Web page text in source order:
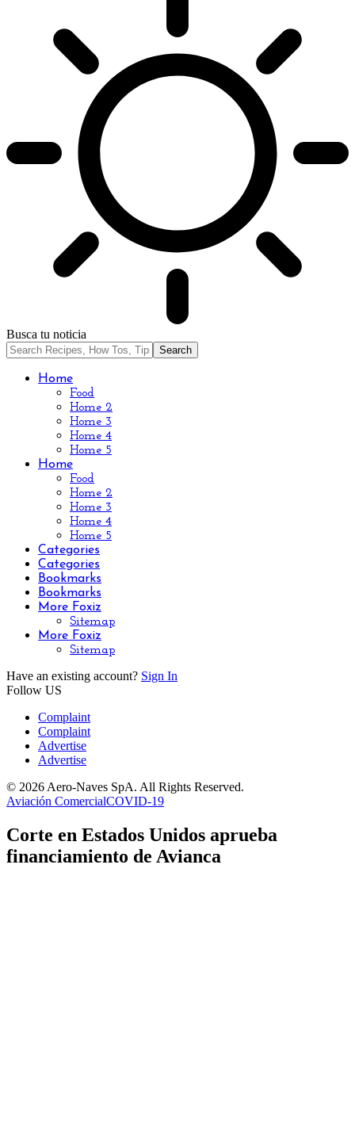
Busca tu noticia
Home
Food
Home 2
Home 3
Home 4
Home 5
Home
Food
Home 2
Home 3
Home 4
Home 5
Categories
Categories
Bookmarks
Bookmarks
More Foxiz
Sitemap
More Foxiz
Sitemap
Have an existing account? Sign In
Follow US
Complaint
Complaint
Advertise
Advertise
© 2026 Aero-Naves SpA. All Rights Reserved.
Aviación ComercialCOVID-19
Corte en Estados Unidos aprueba
financiamiento de Avianca